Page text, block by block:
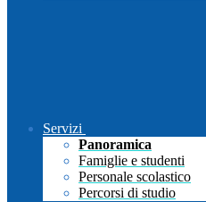
Servizi
Panoramica
Famiglie e studenti
Personale scolastico
Percorsi di studio